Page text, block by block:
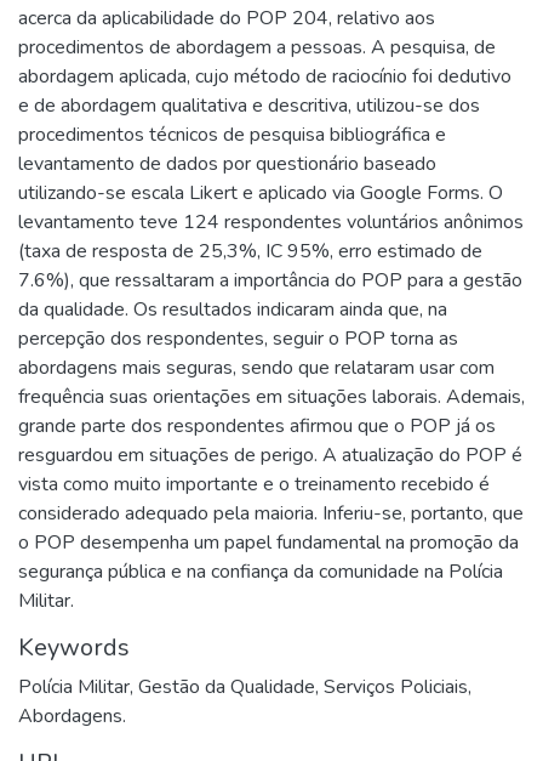
acerca da aplicabilidade do POP 204, relativo aos
procedimentos de abordagem a pessoas. A pesquisa, de
abordagem aplicada, cujo método de raciocínio foi dedutivo
e de abordagem qualitativa e descritiva, utilizou-se dos
procedimentos técnicos de pesquisa bibliográfica e
levantamento de dados por questionário baseado
utilizando-se escala Likert e aplicado via Google Forms. O
levantamento teve 124 respondentes voluntários anônimos
(taxa de resposta de 25,3%, IC 95%, erro estimado de
7.6%), que ressaltaram a importância do POP para a gestão
da qualidade. Os resultados indicaram ainda que, na
percepção dos respondentes, seguir o POP torna as
abordagens mais seguras, sendo que relataram usar com
frequência suas orientações em situações laborais. Ademais,
grande parte dos respondentes afirmou que o POP já os
resguardou em situações de perigo. A atualização do POP é
vista como muito importante e o treinamento recebido é
considerado adequado pela maioria. Inferiu-se, portanto, que
o POP desempenha um papel fundamental na promoção da
segurança pública e na confiança da comunidade na Polícia
Militar.
Keywords
Polícia Militar, Gestão da Qualidade, Serviços Policiais,
Abordagens.